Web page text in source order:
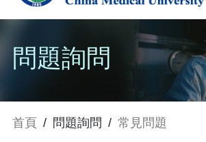
問題詢問
首頁 / 問題詢問 / 常見問題